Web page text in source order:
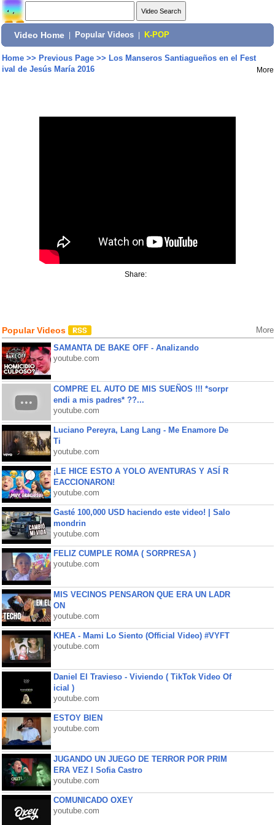
Video Home Popular Videos K-POP
Home>> Previous Page>> Los Manseros Santiagueños en el Fest
ival de Jesús María 2016
More
Share:
Popular Videos More
SAMANTA DE BAKE OFF - Analizando
youtube.com
COMPRE EL AUTO DE MIS SUEÑOS !!! *sorpr
endi a mis padres* ??...
youtube.com
Luciano Pereyra, Lang Lang - Me Enamore De
Ti
youtube.com
¡LE HICE ESTO A YOLO AVENTURAS Y ASÍ R
EACCIONARON!
youtube.com
Gasté 100,000 USD haciendo este video! | Salo
mondrin
youtube.com
FELIZ CUMPLE ROMA ( SORPRESA )
youtube.com
MIS VECINOS PENSARON QUE ERA UN LADR
ON
youtube.com
KHEA - Mami Lo Siento (Official Video) #VYFT
youtube.com
Daniel El Travieso - Viviendo ( TikTok Video Of
icial )
youtube.com
ESTOY BIEN
youtube.com
JUGANDO UN JUEGO DE TERROR POR PRIM
ERA VEZ l Sofia Castro
youtube.com
COMUNICADO OXEY
youtube.com